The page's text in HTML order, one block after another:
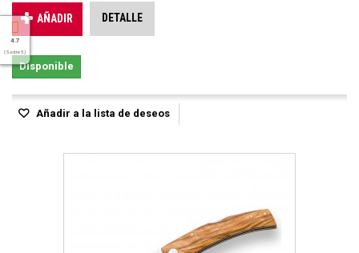
AÑADIR DETALLE
Disponible
Añadir a la lista de deseos
4.7
( Sobre 5 )